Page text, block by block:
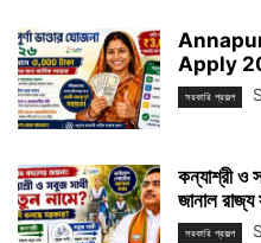
Apply
সরকারি প্রকল্প
কন্যাশ্রী ও
জানাল রাজ্য
সরকারি প্রকল্প